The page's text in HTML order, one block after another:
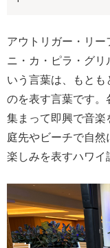
アウトリガー・リー
ニ・カ・ピラ・グリ
いう言葉は、もとも
のを表す言葉です。
集まって即興で音楽
庭先やビーチで自
楽しみを表すハワイ